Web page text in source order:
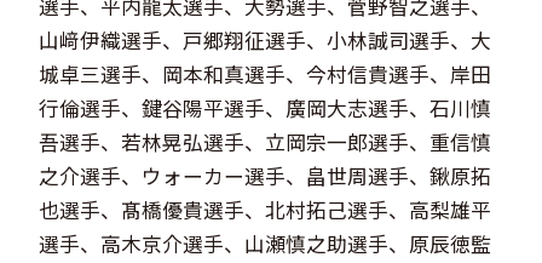
選手、平内龍太選手、大勢選手、菅野智之選手、
山﨑伊織選手、戸郷翔征選手、小林誠司選手、大
城卓三選手、岡本和真選手、今村信貴選手、岸田
行倫選手、鍵谷陽平選手、廣岡大志選手、石川慎
吾選手、若林晃弘選手、立岡宗一郎選手、重信慎
之介選手、ウォーカー選手、畠世周選手、鍬原拓
也選手、髙橋優貴選手、北村拓己選手、高梨雄平
選手、高木京介選手、山瀬慎之助選手、原辰徳監